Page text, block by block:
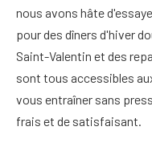
nous avons hâte
pour des dîners d'hiver
Saint-Valentin et des
sont tous accessibles
vous entraîner sans
frais et de satisfaisant.